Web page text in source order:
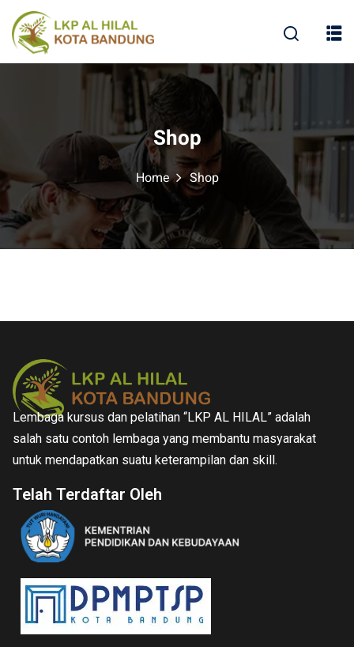
Shop
Home Shop
Lembaga kursus dan pelatihan “LKP AL HILAL” adalah
salah satu contoh lembaga yang membantu masyarakat
untuk mendapatkan suatu keterampilan dan skill.
Telah Terdaftar Oleh